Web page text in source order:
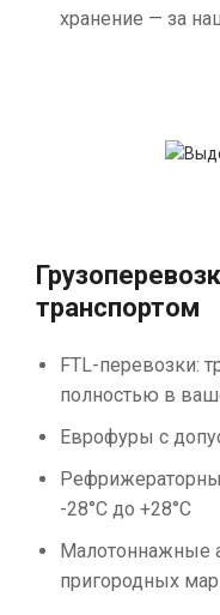
хранение — за
транспортом
FTL-перевозки:
полностью в
Еврофуры с
-28°С до +28°С
Малотоннажные
пригородных